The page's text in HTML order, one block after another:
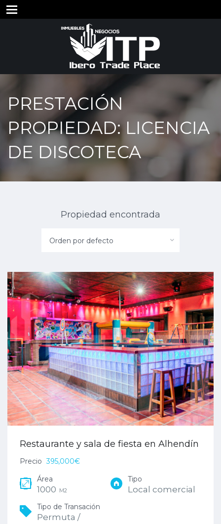
PRESTACIÓN
PROPIEDAD: LICENCIA
DE DISCOTECA
Propiedad encontrada
Orden por defecto
Restaurante y sala de fiesta en Alhendín
Precio 395,000€
Área
1000 M2
Tipo
Local comercial
Tipo de Transación
Permuta /